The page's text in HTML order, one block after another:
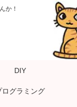
か！
DIY
ログラミング